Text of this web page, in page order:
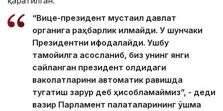
“Вице-президент мустақил давлат
органига раҳбарлик қилмайди. У шунчаки
Президентни ифодалайди. Ушбу
тамойилга асосланиб, биз унинг янги
сайланган президент олдидаги
ваколатларини автоматик равишда
тугатиш зарур деб ҳисобламаймиз”, - деди
вазир Парламент палаталарининг қўшма